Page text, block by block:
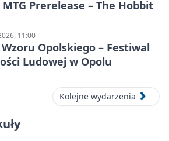
Prerelease – The Hobbit
11:00
Opolskiego – Festiwal
Ludowej w Opolu
Kolejne wydarzenia